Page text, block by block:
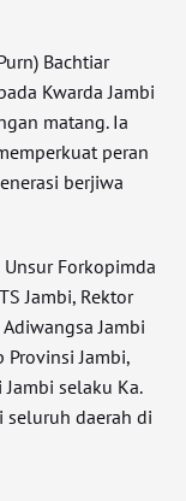
Bachtiar
Kwarda Jambi
matang. Ia
peran
berjiwa
Forkopimda
Jambi, Rektor
Jambi
Provinsi Jambi,
selaku Ka.
seluruh daerah di